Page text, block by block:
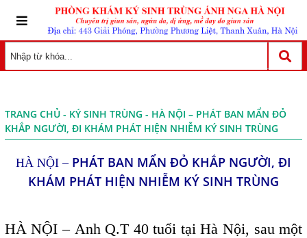
TRANG CHỦ- KÝ SINH TRÙNG - HÀ NỘI – PHÁT BAN MẨN ĐỎ
KHẮP NGƯỜI, ĐI KHÁM PHÁT HIỆN NHIỄM KÝ SINH TRÙNG
HÀ NỘI – PHÁT BAN MẨN ĐỎ KHẮP NGƯỜI, ĐI
KHÁM PHÁT HIỆN NHIỄM KÝ SINH TRÙNG
HÀ NỘI – Anh Q.T 40 tuổi tại Hà Nội, sau một